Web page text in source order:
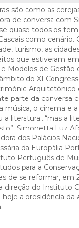
são como as
de conversa com
quase todos os
como cenário.
turismo, as
que estiveram
e Modelos de Gestão
do XI
Arquitetónico
parte da conversa
música, o cinema e
a literatura…“mas a
Simonetta Luz
dos Palácios
da Europália
Português de
para a
de se reformar, em
direção do Instituto
a presidência da